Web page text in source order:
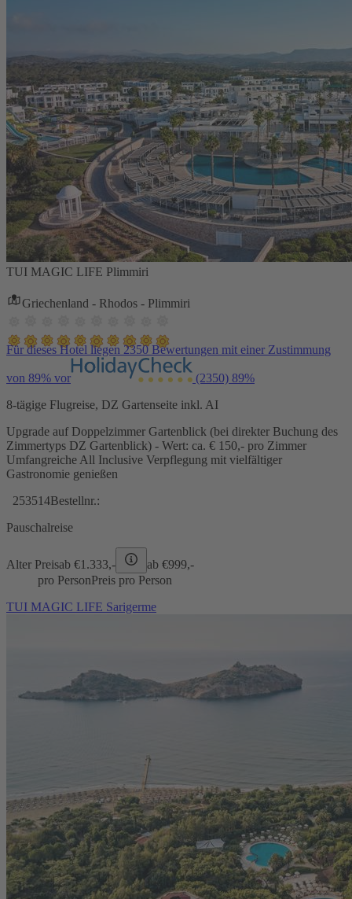
TUI MAGIC LIFE Plimmiri
Griechenland - Rhodos - Plimmiri
Für dieses Hotel liegen 2350 Bewertungen mit einer Zustimmung
von 89% vor (2350) 89%
8-tägige Flugreise, DZ Gartenseite inkl. AI
Upgrade auf Doppelzimmer Gartenblick (bei direkter Buchung des
Zimmertyps DZ Gartenblick) - Wert: ca. € 150,- pro Zimmer
Umfangreiche All Inclusive Verpflegung mit vielfältiger
Gastronomie genießen
253514Bestellnr.:
Pauschalreise
Alter Preisab €1.333,- ab €999,-
pro PersonPreis pro Person
TUI MAGIC LIFE Sarigerme